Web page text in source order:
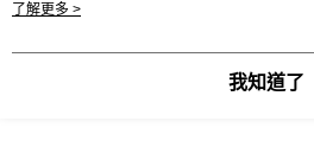
用條款之 Cookie 聲明使用 cookie。
了解更多 >
我知道了